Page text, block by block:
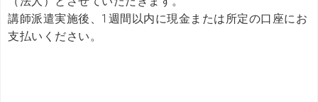
講師派遣実施後、1週間以内に現金または所定の口座にお
支払いください。